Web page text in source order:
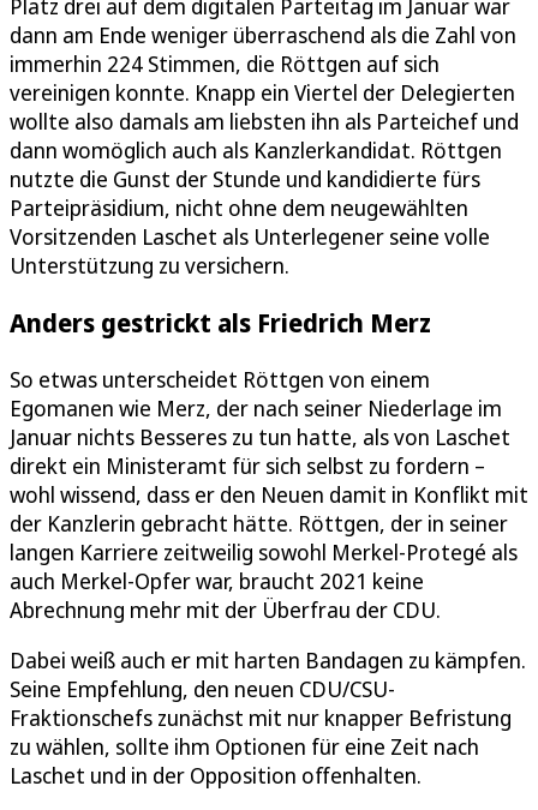
Platz drei auf dem digitalen Parteitag im Januar war
dann am Ende weniger überraschend als die Zahl von
immerhin 224 Stimmen, die Röttgen auf sich
vereinigen konnte. Knapp ein Viertel der Delegierten
wollte also damals am liebsten ihn als Parteichef und
dann womöglich auch als Kanzlerkandidat. Röttgen
nutzte die Gunst der Stunde und kandidierte fürs
Parteipräsidium, nicht ohne dem neugewählten
Vorsitzenden Laschet als Unterlegener seine volle
Unterstützung zu versichern.
Anders gestrickt als Friedrich Merz
So etwas unterscheidet Röttgen von einem
Egomanen wie Merz, der nach seiner Niederlage im
Januar nichts Besseres zu tun hatte, als von Laschet
direkt ein Ministeramt für sich selbst zu fordern –
wohl wissend, dass er den Neuen damit in Konflikt mit
der Kanzlerin gebracht hätte. Röttgen, der in seiner
langen Karriere zeitweilig sowohl Merkel-Protegé als
auch Merkel-Opfer war, braucht 2021 keine
Abrechnung mehr mit der Überfrau der CDU.
Dabei weiß auch er mit harten Bandagen zu kämpfen.
Seine Empfehlung, den neuen CDU/CSU-
Fraktionschefs zunächst mit nur knapper Befristung
zu wählen, sollte ihm Optionen für eine Zeit nach
Laschet und in der Opposition offenhalten.